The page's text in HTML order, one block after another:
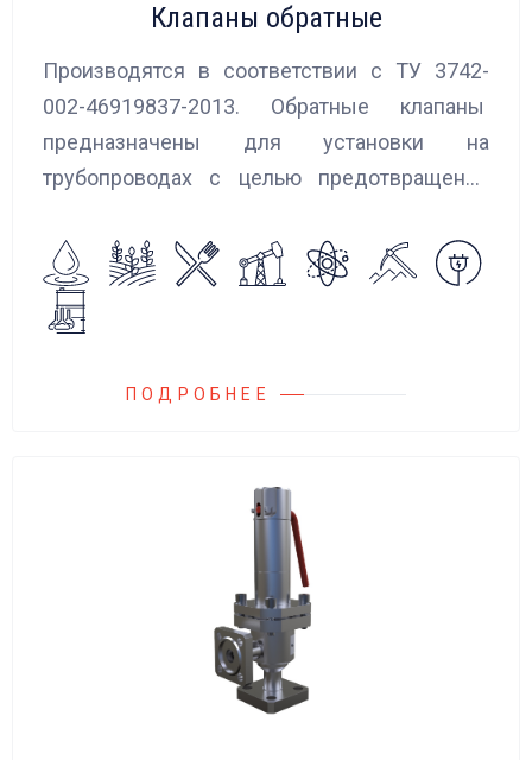
Клапаны обратные
Производятся в соответствии с ТУ 3742-
002-46919837-2013. Обратные клапаны
предназначены для установки на
трубопроводах с целью предотвращения
агрессивных жидкостей, эмульсий,
суспензий и пропуска их в прямом
направлении.
ПОДРОБНЕЕ